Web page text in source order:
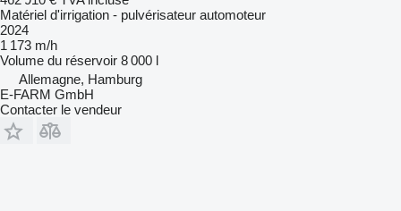
Matériel d'irrigation - pulvérisateur automoteur
2024
1 173 m/h
Volume du réservoir 8 000 l
Allemagne, Hamburg
E-FARM GmbH
Contacter le vendeur